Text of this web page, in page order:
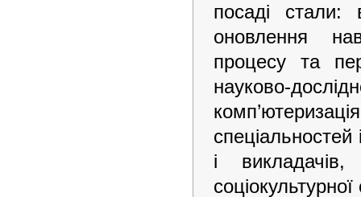
посаді стали:
оновлення
процесу та
науково-
спеціальностей
і